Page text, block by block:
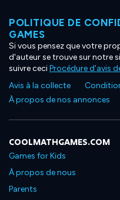
POLITIQUE DE
GAMES
Si vous pensez que votre
d'auteur se trouve sur notre
suivre ceciProcédure d'avis
Avis à la collecte
À propos de nos annonces
COOLMATHGAMES.COM
Games for Kids
À propos de nous
Parents